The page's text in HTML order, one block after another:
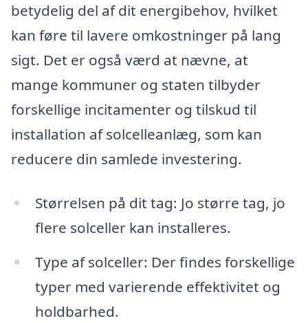
betydelig del af dit energibehov, hvilket
kan føre til lavere omkostninger på lang
sigt. Det er også værd at nævne, at
mange kommuner og staten tilbyder
forskellige incitamenter og tilskud til
installation af solcelleanlæg, som kan
reducere din samlede investering.
Størrelsen på dit tag: Jo større tag, jo
flere solceller kan installeres.
Type af solceller: Der findes forskellige
typer med varierende effektivitet og
holdbarhed.